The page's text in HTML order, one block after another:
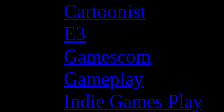
Cartoonist
E3
Gamescom
Gameplay
Indie Games Play